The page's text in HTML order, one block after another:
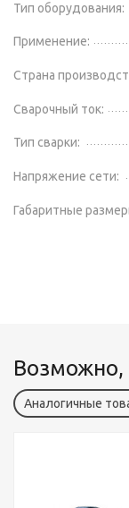
Тип оборудования:
Применение:
Страна
Сварочный ток:
Тип сварки:
Напряжение сети:
Габаритные
Возможно,
Аналогичные